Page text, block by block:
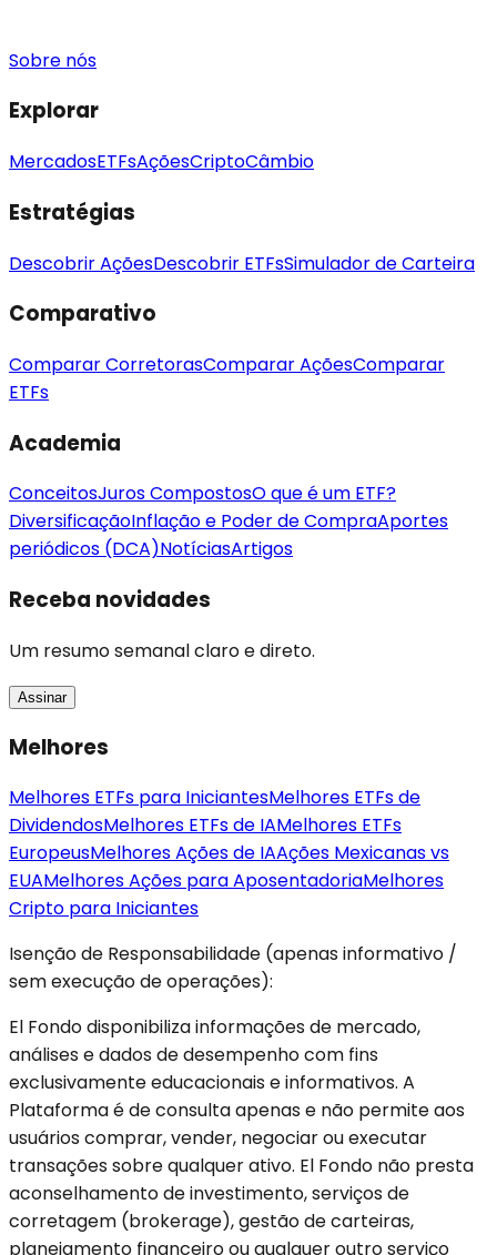
Sobre nós
Explorar
MercadosETFsAçõesCriptoCâmbio
Estratégias
Descobrir AçõesDescobrir ETFsSimulador de Carteira
Comparativo
Comparar CorretorasComparar AçõesComparar
ETFs
Academia
ConceitosJuros CompostosO que é um ETF?
DiversificaçãoInflação e Poder de CompraAportes
periódicos (DCA)NotíciasArtigos
Receba novidades
Um resumo semanal claro e direto.
Assinar
Melhores
Melhores ETFs para IniciantesMelhores ETFs de
DividendosMelhores ETFs de IAMelhores ETFs
EuropeusMelhores Ações de IAAções Mexicanas vs
EUAMelhores Ações para AposentadoriaMelhores
Cripto para Iniciantes
Isenção de Responsabilidade (apenas informativo /
sem execução de operações):
El Fondo disponibiliza informações de mercado,
análises e dados de desempenho com fins
exclusivamente educacionais e informativos. A
Plataforma é de consulta apenas e não permite aos
usuários comprar, vender, negociar ou executar
transações sobre qualquer ativo. El Fondo não presta
aconselhamento de investimento, serviços de
corretagem (brokerage), gestão de carteiras,
planejamento financeiro ou qualquer outro serviço